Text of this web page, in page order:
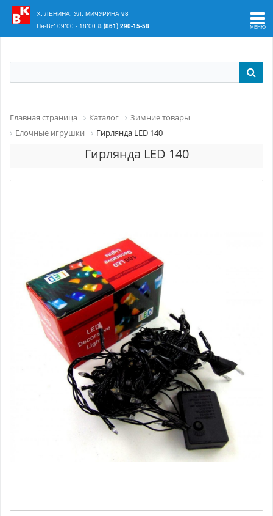
Ваш регион:
Х. ЛЕНИНА, УЛ. МИЧУРИНА 98
Пн-Вс: 09:00 - 18:00 8 (861) 290-15-58
Главная страница Каталог
Зимние товары
Елочные игрушки
Гирлянда LED 140
Гирлянда LED 140